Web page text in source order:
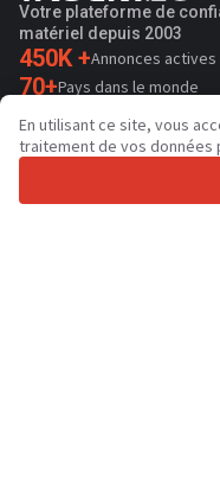
Votre plateforme de
matériel depuis 2003
450K +Annonces actives
70+Pays dans le monde
36 Langues prises en charge
4.7/5
En utilisant ce site, vous
traitement de vos données